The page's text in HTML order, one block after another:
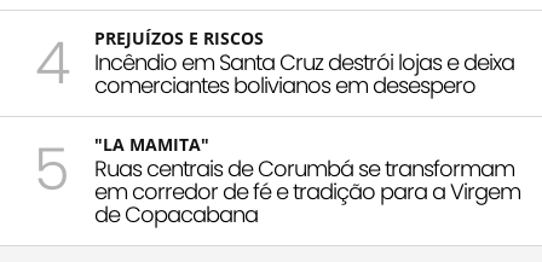
4 PREJUÍZOS E RISCOS
Incêndio em Santa Cruz destrói lojas e deixa
comerciantes bolivianos em desespero
5 "LA MAMITA"
Ruas centrais de Corumbá se transformam
em corredor de fé e tradição para a Virgem
de Copacabana